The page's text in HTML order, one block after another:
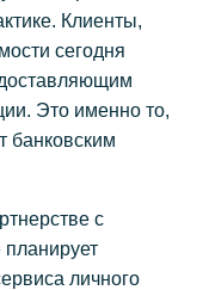
Клиенты,
сегодня
Это именно то,
банковским
с
личного